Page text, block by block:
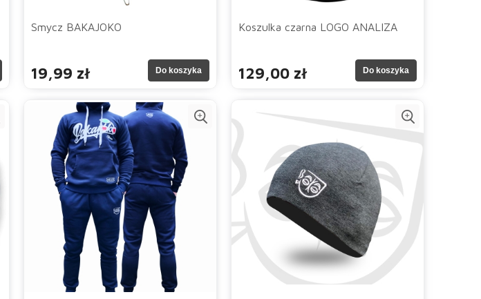
Smycz BAKAJOKO
19,99 zł Do koszyka
Koszulka czarna LOGO ANALIZA
129,00 zł Do koszyka